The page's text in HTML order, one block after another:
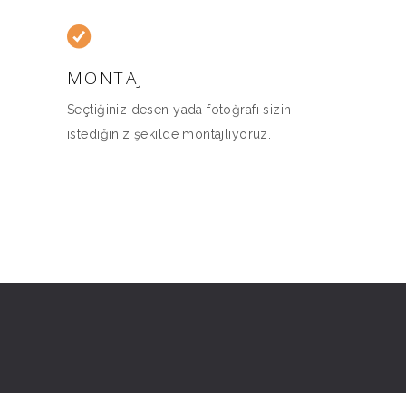
MONTAJ
Seçtiğiniz desen yada fotoğrafı sizin
istediğiniz şekilde montajlıyoruz.